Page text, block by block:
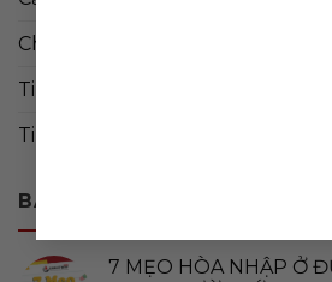
Chưa được phân loại
Tin đơn hàng
Tin tức
BÀI VIẾT MỚI
7 MẸO HÒA NHẬP Ở